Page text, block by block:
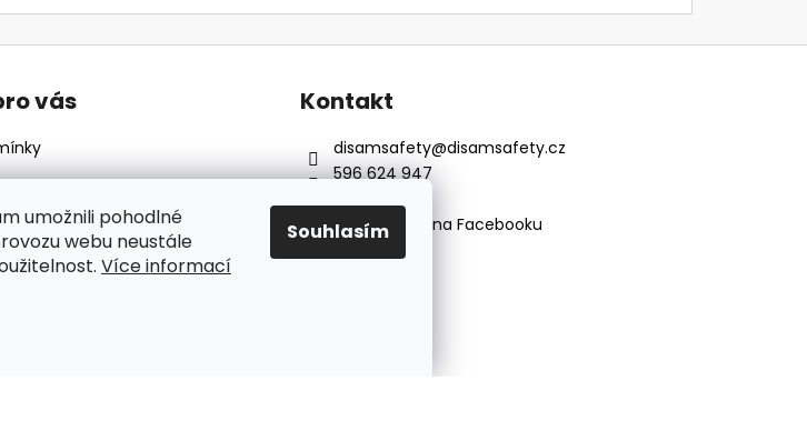
umožnili pohodlné
webu neustále
Více informací
Souhlasím
vás Kontakt
disamsafety@disamsafety.cz
596 624 947
Sledujte nás na Facebooku